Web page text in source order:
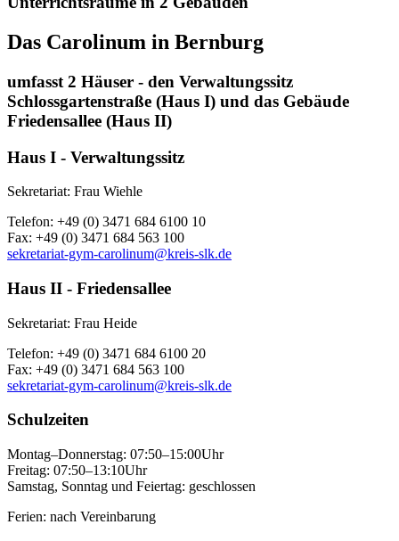
Das Carolinum in Bernburg
umfasst 2 Häuser - den Verwaltungssitz
Schlossgartenstraße (Haus I) und das Gebäude
Friedensallee (Haus II)
Haus I - Verwaltungssitz
Sekretariat: Frau Wiehle
Telefon: +49 (0) 3471 684 6100 10
Fax: +49 (0) 3471 684 563 100
sekretariat-gym-carolinum@kreis-slk.de
Haus II - Friedensallee
Sekretariat: Frau Heide
Telefon: +49 (0) 3471 684 6100 20
Fax: +49 (0) 3471 684 563 100
sekretariat-gym-carolinum@kreis-slk.de
Schulzeiten
Montag–Donnerstag: 07:50–15:00Uhr
Freitag: 07:50–13:10Uhr
Samstag, Sonntag und Feiertag: geschlossen
Ferien: nach Vereinbarung